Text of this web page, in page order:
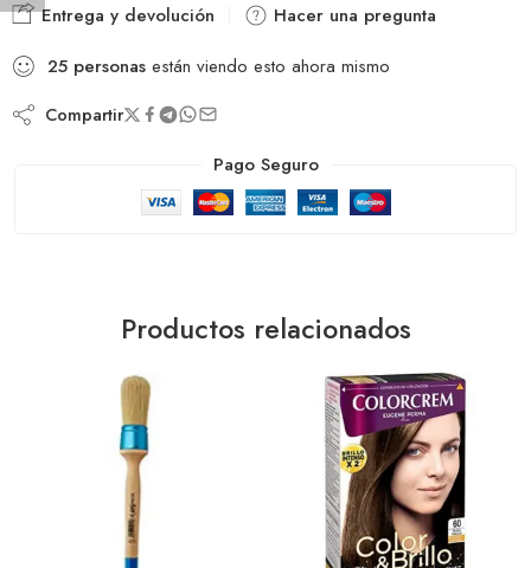
Entrega y devolución
Hacer una pregunta
25 personas están viendo esto ahora mismo
Compartir
Pago Seguro
Productos relacionados